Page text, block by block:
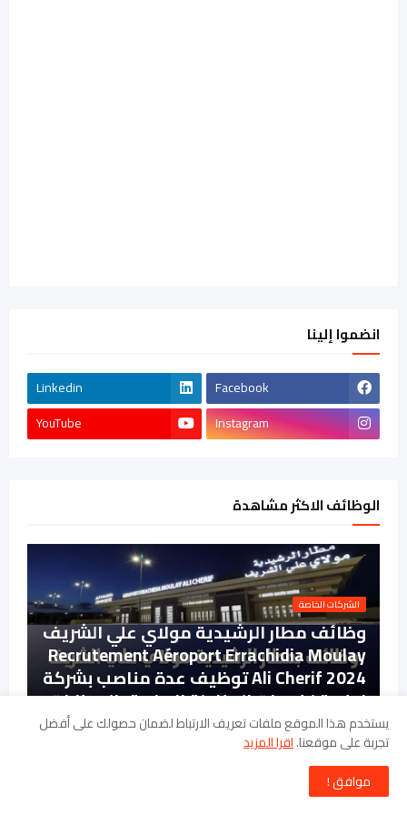
انضموا إلينا
Facebook
Linkedin
Instagram
YouTube
الوظائف الاكثر مشاهدة
الشركات الخاصة
وظائف مطار الرشيدية مولاي علي الشريف
Recrutement Aéroport Errachidia Moulay
Ali Cherif 2024 توظيف عدة مناصب بشركة
اجنبية لخدمات المناولة الارضية بالمطارات
كونكور المختبر الرسمي للتحاليل
يستخدم هذا الموقع ملفات تعريف الارتباط لضمان حصولك على أفضل
تجربة على موقعنا.اقرا المزيد
موافق !